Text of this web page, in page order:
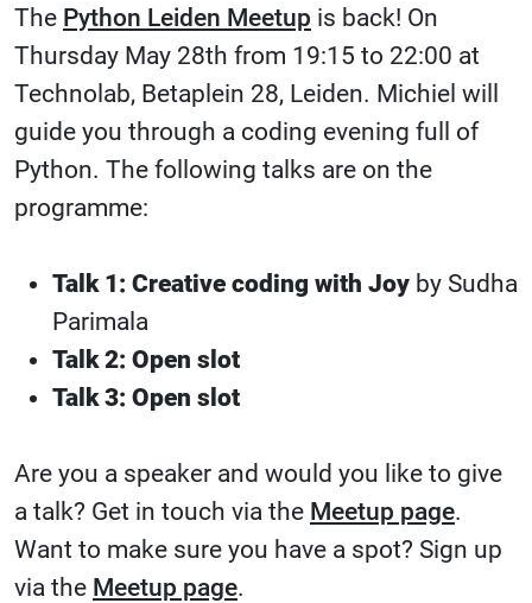
The Python Leiden Meetup is back! On
Thursday May 28th from 19:15 to 22:00 at
Technolab, Betaplein 28, Leiden. Michiel will
guide you through a coding evening full of
Python. The following talks are on the
programme:
Talk 1: Creative coding with Joy by Sudha
Parimala
Talk 2: Open slot
Talk 3: Open slot
Are you a speaker and would you like to give
a talk? Get in touch via the Meetup page.
Want to make sure you have a spot? Sign up
via the Meetup page.